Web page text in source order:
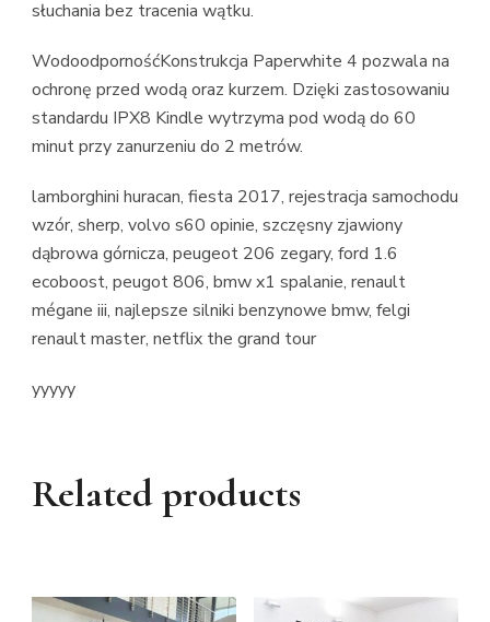
słuchania bez tracenia wątku.
WodoodpornośćKonstrukcja Paperwhite 4 pozwala na
ochronę przed wodą oraz kurzem. Dzięki zastosowaniu
standardu IPX8 Kindle wytrzyma pod wodą do 60
minut przy zanurzeniu do 2 metrów.
lamborghini huracan, fiesta 2017, rejestracja samochodu
wzór, sherp, volvo s60 opinie, szczęsny zjawiony
dąbrowa górnicza, peugeot 206 zegary, ford 1.6
ecoboost, peugot 806, bmw x1 spalanie, renault
mégane iii, najlepsze silniki benzynowe bmw, felgi
renault master, netflix the grand tour
yyyyy
Related products